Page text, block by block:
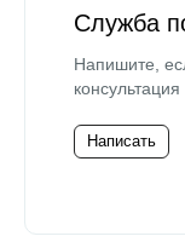
Служба
Напишите,
консультация
Написать